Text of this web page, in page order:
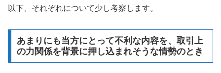
以下、それぞれについて少し考察します。
あまりにも当方にとって不利な内容を、取引上
の力関係を背景に押し込まれそうな情勢のとき